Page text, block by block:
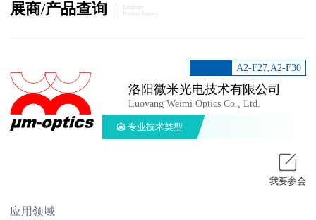
展商/产品查询
Exhibitor
Product Inquiry
洛阳微米光电技术有限公司
Luoyang Weimi Optics Co., Ltd.
A2-F27,A2-F30
专业技术类型
我要参会
应用领域